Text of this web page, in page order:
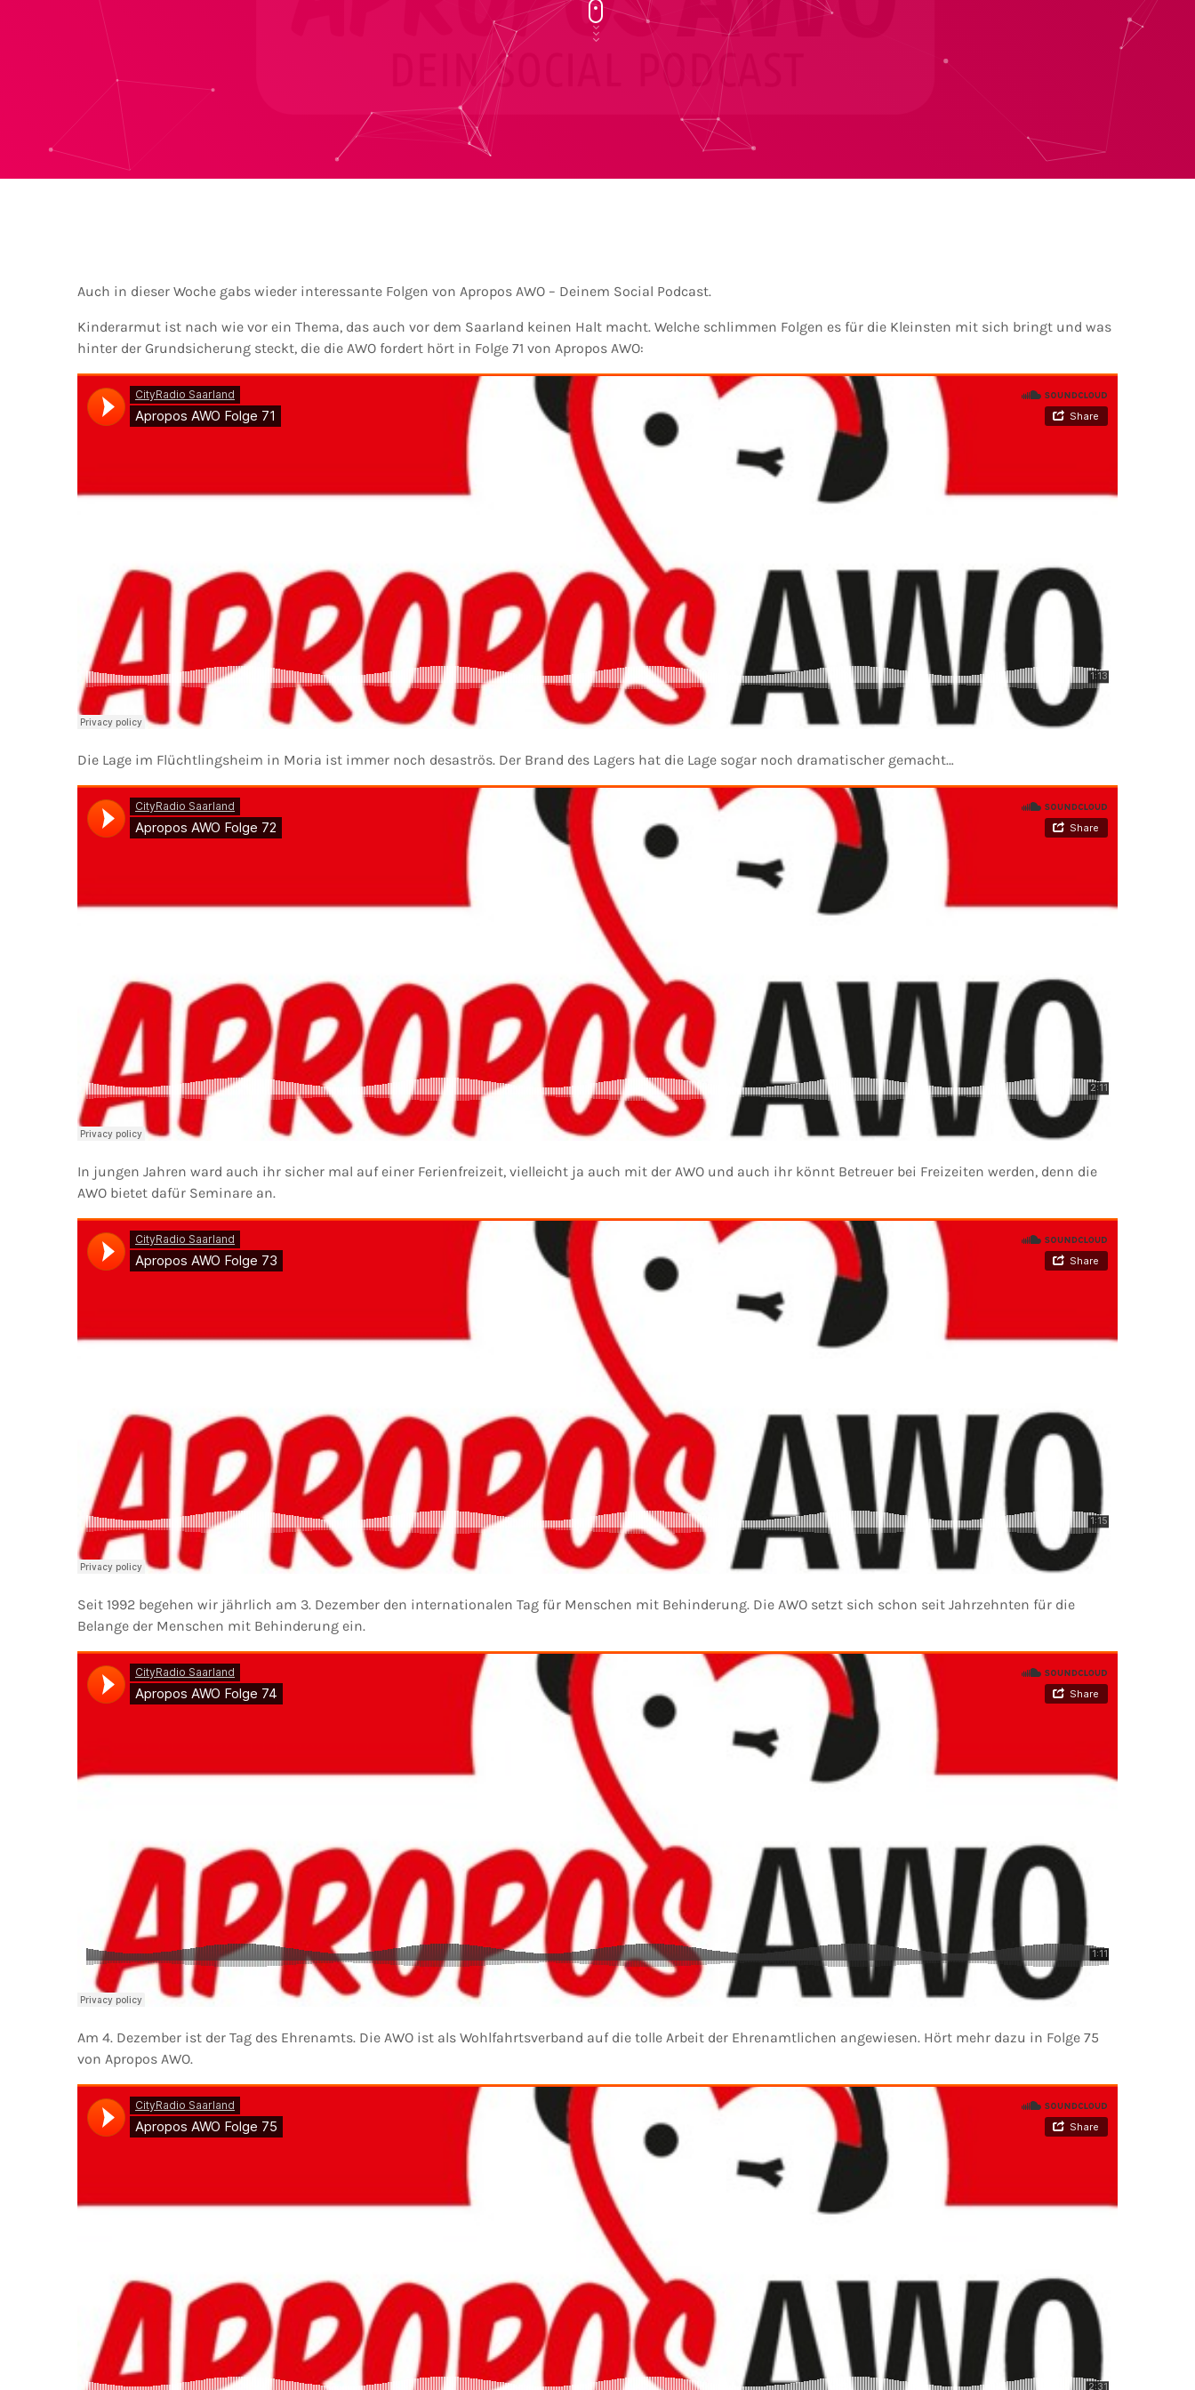
Auch in dieser Woche gabs wieder interessante Folgen von Apropos AWO – Deinem Social Podcast.
Kinderarmut ist nach wie vor ein Thema, das auch vor dem Saarland keinen Halt macht. Welche schlimmen Folgen es für die Kleinsten mit sich bringt und was
hinter der Grundsicherung steckt, die die AWO fordert hört in Folge 71 von Apropos AWO:
Die Lage im Flüchtlingsheim in Moria ist immer noch desaströs. Der Brand des Lagers hat die Lage sogar noch dramatischer gemacht…
In jungen Jahren ward auch ihr sicher mal auf einer Ferienfreizeit, vielleicht ja auch mit der AWO und auch ihr könnt Betreuer bei Freizeiten werden, denn die
AWO bietet dafür Seminare an.
Seit 1992 begehen wir jährlich am 3. Dezember den internationalen Tag für Menschen mit Behinderung. Die AWO setzt sich schon seit Jahrzehnten für die
Belange der Menschen mit Behinderung ein.
Am 4. Dezember ist der Tag des Ehrenamts. Die AWO ist als Wohlfahrtsverband auf die tolle Arbeit der Ehrenamtlichen angewiesen. Hört mehr dazu in Folge 75
von Apropos AWO.